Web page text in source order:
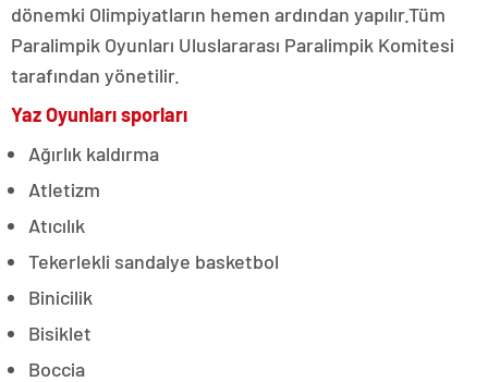
dönemki Olimpiyatların hemen ardından yapılır.Tüm
Paralimpik Oyunları Uluslararası Paralimpik Komitesi
tarafından yönetilir.
Yaz Oyunları sporları
Ağırlık kaldırma
Atletizm
Atıcılık
Tekerlekli sandalye basketbol
Binicilik
Bisiklet
Boccia